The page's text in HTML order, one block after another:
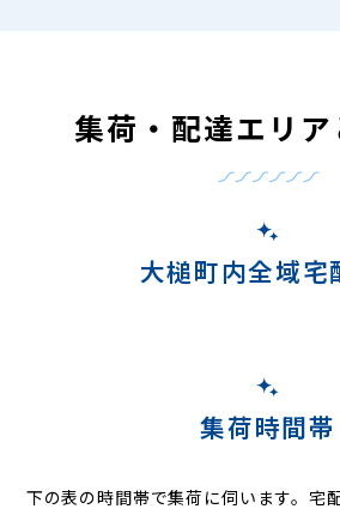
集荷・配達エリ
大槌町内全域宅
集荷時間帯
下の表の時間帯で集荷に伺います。宅